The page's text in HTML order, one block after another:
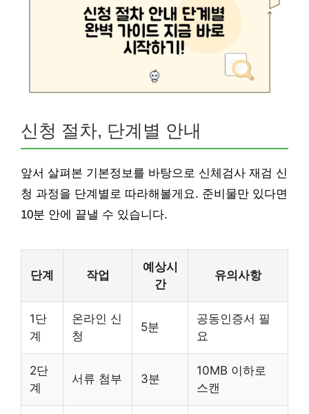
신청 절차, 단계별 안내
앞서 살펴본 기본정보를 바탕으로 신체검사 재검 신
청 과정을 단계별로 따라해볼게요. 준비물만 있다면
10분 안에 끝낼 수 있습니다.
단계 작업
예상시
간
유의사항
1단
계
온라인 신
청
5분
공동인증서 필
요
2단
계
서류 첨부 3분
10MB 이하로
스캔